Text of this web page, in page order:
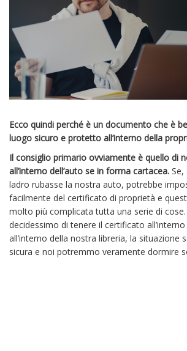
Ecco quindi perché è un documento che è
luogo sicuro e protetto all’interno della
Il consiglio primario ovviamente è quello di
all’interno dell’auto se in forma cartacea. Se,
ladro rubasse la nostra auto, potrebbe
facilmente del certificato di proprietà e
molto più complicata tutta una serie di cose.
decidessimo di tenere il certificato
all’interno della nostra libreria, la situazione
sicura e noi potremmo veramente dormire